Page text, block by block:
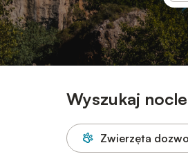
Wyszukaj
Zwierzęta